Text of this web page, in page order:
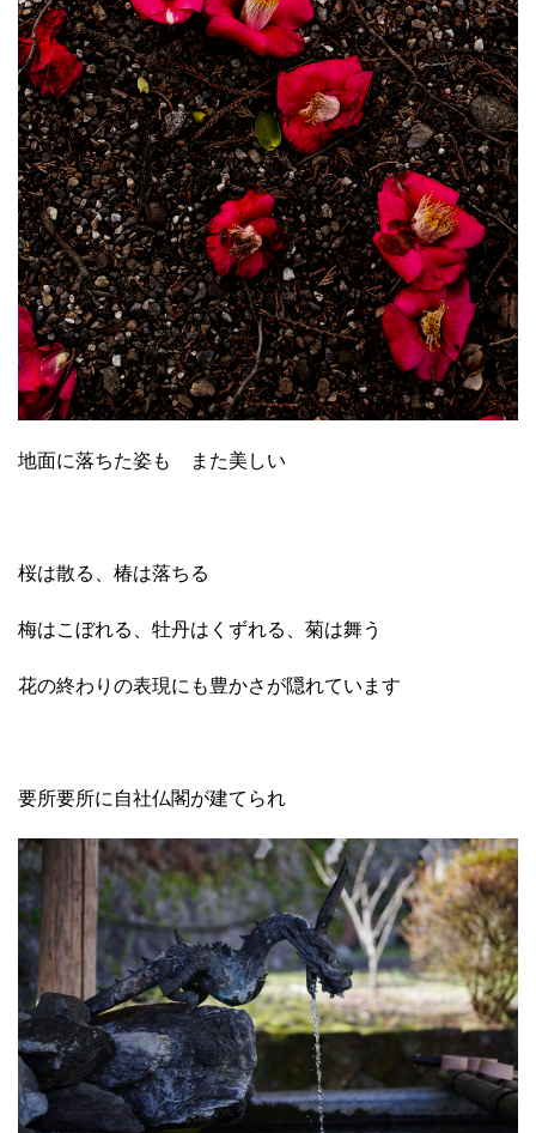
地面に落ちた姿も また美しい
桜は散る、椿は落ちる
梅はこぼれる、牡丹はくずれる、菊は舞う
花の終わりの表現にも豊かさが隠れています
要所要所に自社仏閣が建てられ